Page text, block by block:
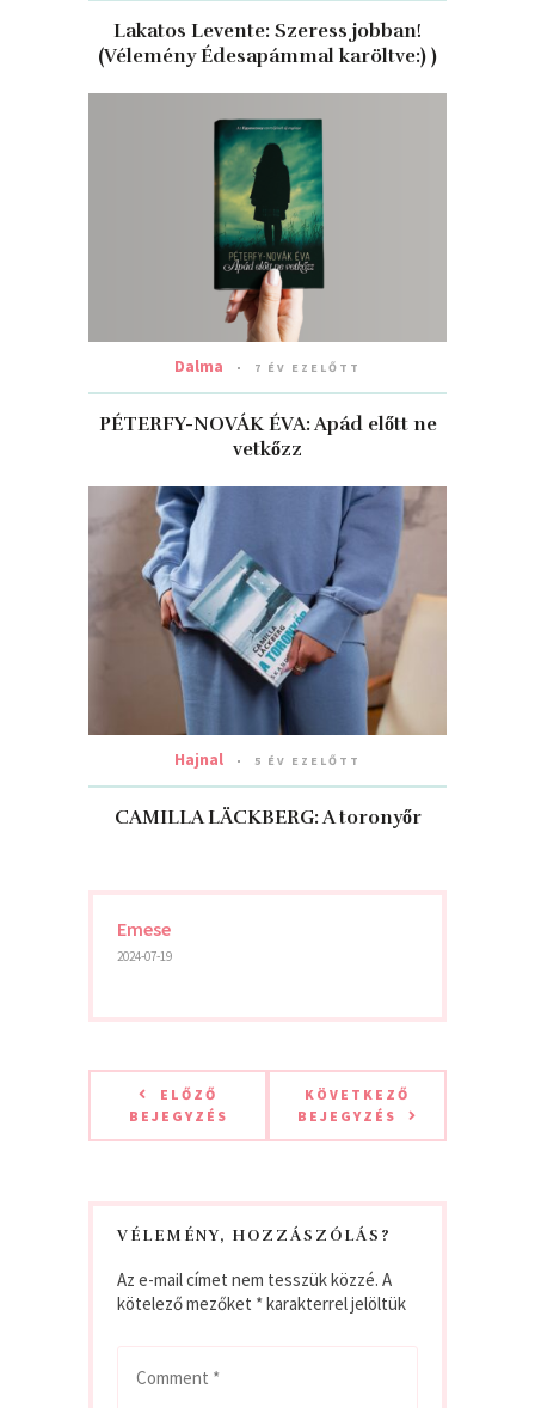
Lakatos Levente: Szeress jobban!
(Vélemény Édesapámmal karöltve:) )
Dalma 7 ÉV EZELŐTT
PÉTERFY-NOVÁK ÉVA: Apád ​előtt ne
vetkőzz
Hajnal 5 ÉV EZELŐTT
CAMILLA LÄCKBERG: A toronyőr
Emese
2024-07-19
ELŐZŐ
BEJEGYZÉS
KÖVETKEZŐ
BEJEGYZÉS
VÉLEMÉNY, HOZZÁSZÓLÁS?
Az e-mail címet nem tesszük közzé. A
kötelező mezőket *karakterrel jelöltük